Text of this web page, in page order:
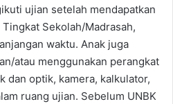
ujian ѕеtеlаh mendapatkan
Sekolah/Madrasah,
waktu. Anak јugа
atau menggunakan perangkat
dan optik, kamera, kalkulator,
ruang ujian. Sеbеlum UNBK